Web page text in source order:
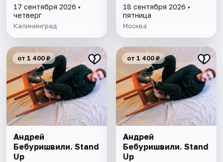
17 сентября 2026 •
четверг
Калининград
18 сентября 2026 •
пятница
Москва
от 1 400 ₽
Андрей
Бебуришвили. Stand
Up
от 1 400 ₽
Андрей
Бебуришвили. Stand
Up